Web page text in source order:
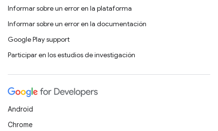
Informar sobre un error en la plataforma
Informar sobre un error en la documentación
Google Play support
Participar en los estudios de investigación
Android
Chrome